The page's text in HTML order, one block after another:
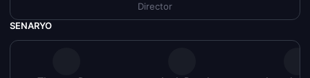
Director
SENARYO